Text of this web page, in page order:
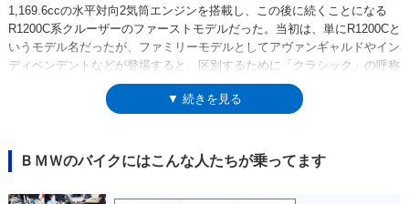
1,169.6ccの水平対向2気筒エンジンを搭載し、この後に続くことになる
R1200C系クルーザーのファーストモデルだった。当初は、単にR1200Cと
いうモデル名だったが、ファミリーモデルとしてアヴァンギャルドやイン
ディペンデントなどが登場すると、区別するために「クラシック」の呼称
が追加されるようになった。ミッションは5速で、BMWらしくシャフトド
ライブを採用。フロントサスペンションは、BMW独自のテレレバー式
2004年ごろまでにラインナップから外れていき、BMW製アメリカンクル
ーザーの歴史は終了した。その2004年モデルでは、エンジンがツインス
パーク（シリンダーあたり2本の点火プラグ）仕様になり、前後連動式の
▼ 続きを見る
ＢＭＷのバイクにはこんな人たちが乗ってます